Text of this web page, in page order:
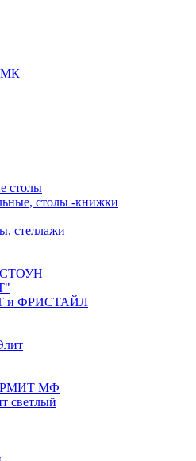
МК
столы
столы -книжки
стеллажи
СТОУН
и ФРИСТАЙЛ
МФ
светлый